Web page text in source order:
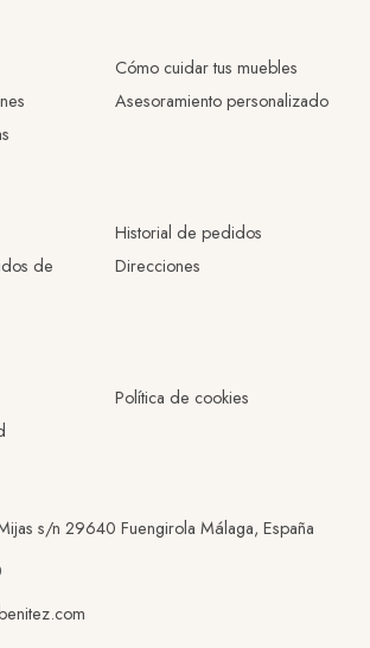
Cómo cuidar tus muebles
Asesoramiento personalizado
de
Historial de pedidos
Direcciones
Política de cookies
s/n 29640 Fuengirola Málaga, España